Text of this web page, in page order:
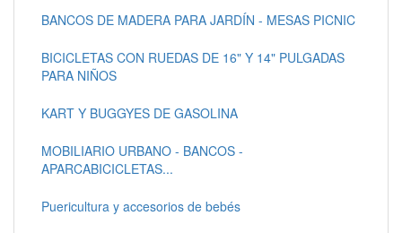
BANCOS DE MADERA PARA JARDÍN - MESAS PICNIC
BICICLETAS CON RUEDAS DE 16" Y 14" PULGADAS
PARA NIÑOS
KART Y BUGGYES DE GASOLINA
MOBILIARIO URBANO - BANCOS -
APARCABICICLETAS...
Puericultura y accesorios de bebés